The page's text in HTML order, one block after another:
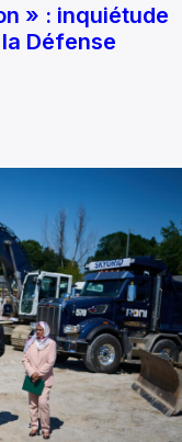
» : inquiétude
Défense